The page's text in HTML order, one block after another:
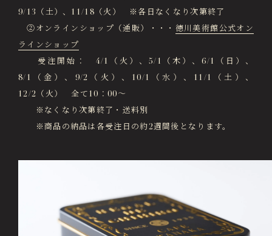
Garden Restaurant Tokugawaen
ガーデンレストラン徳川園（フランス料理）
Sozanso Café
蘇山荘（和カフェ）
9/13（土）、11/18（火） ※各日なくなり次第終了
②オンラインショップ（通販）・・・ 徳川美術館公式オン
ラインショップ
受注開始： 4/1（火）、5/1（木）、6/1（日）、
8/1（金）、9/2（火）、10/1（水）、11/1（土）、
12/2（火） 全て10：00～
※なくなり次第終了・送料別
※商品の納品は各受注日の約2週間後となります。